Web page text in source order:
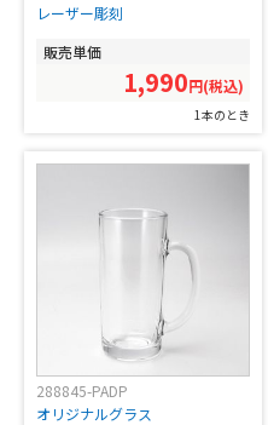
レーザー彫刻
販売単価
1,990円(税込)
1本のとき
288845-PADP
オリジナルグラス